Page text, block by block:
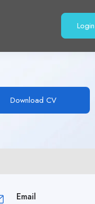
Login
Download CV
Email